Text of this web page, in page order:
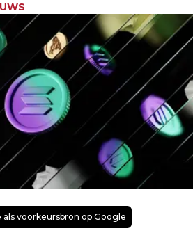
als voorkeursbron op Google